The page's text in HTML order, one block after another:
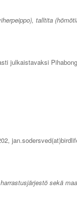
talltita
julkaistavaksi
sekä